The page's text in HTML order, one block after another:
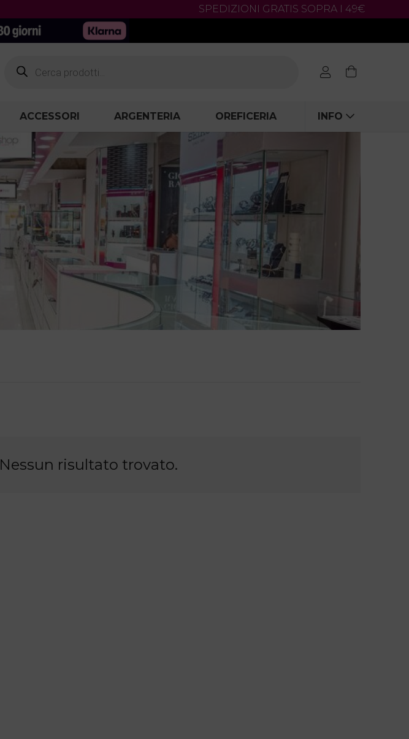
SPEDIZIONI GRATIS SOPRA I 49€
search
ACCESSORI ARGENTERIA OREFICERIA INFO
Nessun risultato trovato.